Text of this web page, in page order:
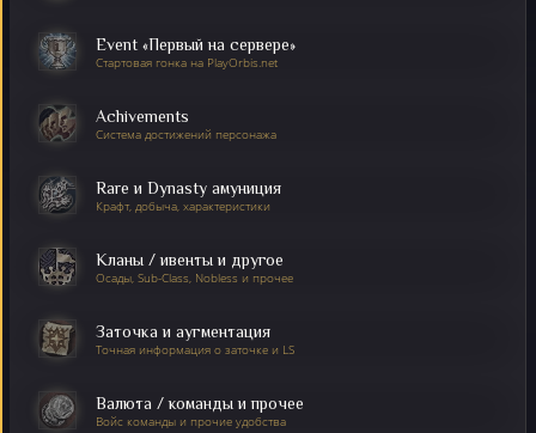
Event «Первый на сервере»
Стартовая гонка на PlayOrbis.net
Achivements
Система достижений персонажа
Rare и Dynasty амуниция
Крафт, добыча, характеристики
Кланы / ивенты и другое
Осады, Sub-Class, Nobless и прочее
Заточка и аугментация
Точная информация о заточке и LS
Валюта / команды и прочее
Войс команды и прочие удобства